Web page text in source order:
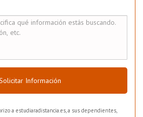
Información
a estudiaradistancia.es, a sus dependientes,